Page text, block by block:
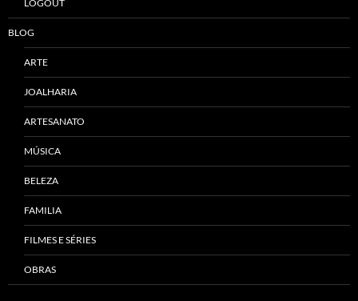
LOGOUT
BLOG
ARTE
JOALHARIA
ARTESANATO
MÚSICA
BELEZA
FAMILIA
FILMES E SÉRIES
OBRAS